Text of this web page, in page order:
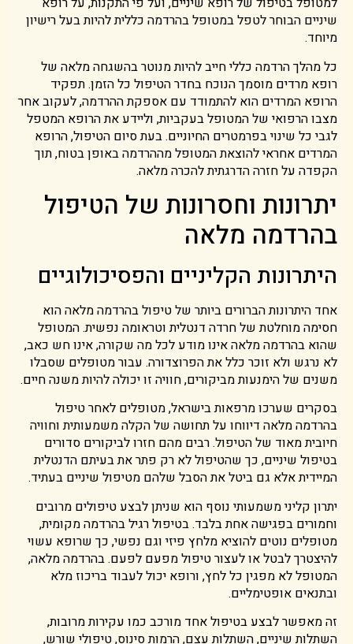
שיניים הבוחר לטפל במטופל בהרדמה כללית להיות בעל רישיון
מיוחד.
כל מהלך הרדמה כללי חייב להיות מנוטר בהשגחה מלאה של
רופא מרדים מוסמך הנוכח בחדר הטיפול כל הזמן. תפקיד
הרופא המרדים הוא להתמודד עם אספקת ההרדמה, לעקוב אחר
מצבו הרפואי של המטופל בעקביות, וליידע את הרופא המטפל
לגבי כל שינוי בפרמטרים החיוניים. בעת סיום הטיפול, הרופא
המרדים אחראי להוצאת המטופל מההרדמה באופן בטוח, תוך
הקפדה על חזרה הדרגתית להכרה מלאה.
יתרונות וחסרונות של הטיפול
בהרדמה מלאה
היתרונות הקליניים והפסיכולוגיים
אחד היתרונות הברורים ביותר של טיפול בהרדמה מלאה הוא
חסימה מוחלטת של חרדה דנטלית וטראומה נפשית. המטופל
שהוא בהרדמה מלאה אינו מודע לכל מה שקורה, אינו חש כאב,
לא נרגש ולא זוכר כלל את הפרוצדורה. עבור מטופלים שסבלו
משנים של הימנעות מביקורים, חוויה זו יכולה להיות משנה חיים.
בסקרים שערכו מרפאות בישראל, מטופלים לאחר טיפול
בהרדמה מלאה דיווחו על תחושה של הקלה משמעותית וחוויה
חיובית מאוד של הטיפול. רבים מהם חזרו לביקורים סדורים
בטיפול שיניים, כך שהטיפול לא רק פתר את בעיתם הדנטלית
המיידית אלא גם ביטל את הסבל שלהם מטיפול שיניים בעתיד.
יתרון קליני משמעותי נוסף הוא שניתן לבצע טיפולים מרובים
וחמורים בפגישה אחת בלבד. בטיפול רגיל בהרדמה מקומית,
מטופלים נוטים להוציא מלחץ פיזי וגם נפשי, כך שרופא עשוי
להיצטרך לבטל או לעצור טיפול מפעם לפעם. בהרדמה מלאה,
המטופל לא מפגין כל לחץ, ורופא יכול לעבוד בריכוז מלא
ובתנאים אופטימליים.
זה מאפשר לבצע בטיפול אחד מורכב כמו עקירות מרובות,
השתלות שיניים, השתלות עצם, הרמות סינוס, טיפולי שורש,